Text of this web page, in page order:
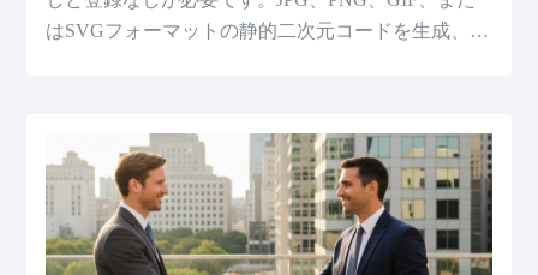
はSVGフォーマットの静的二次元コードを生成、ダ